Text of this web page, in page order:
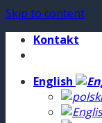
Skip to content
Kontakt
English